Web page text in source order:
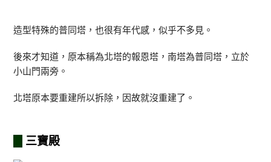
造型特殊的普同塔，也很有年代感，似乎不多見。
後來才知道，原本稱為北塔的報恩塔，南塔為普同塔，立於
小山門兩旁。
北塔原本要重建所以拆除，因故就沒重建了。
三寶殿